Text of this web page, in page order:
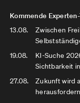
Kommende
13.08.
Zwischen
19.08.
KI-Suche
Sichtbarkeit
27.08.
Zukunft wird